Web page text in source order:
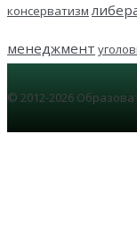
консерватизм
менеджмент
© 2012-2026